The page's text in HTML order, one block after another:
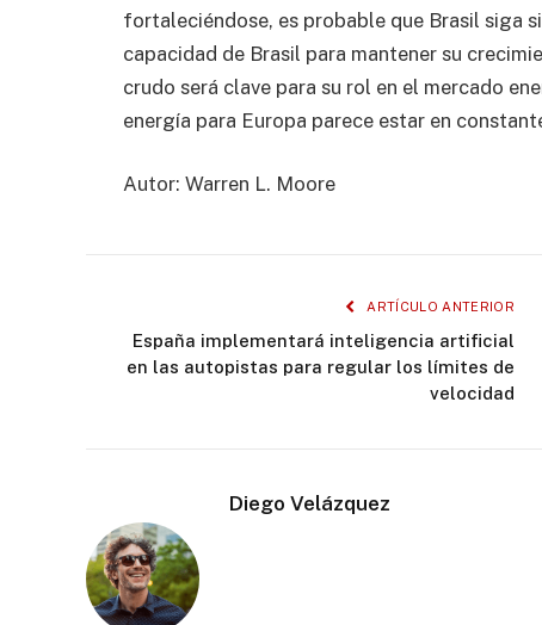
fortaleciéndose, es probable que Brasil siga
capacidad de Brasil para mantener su
crudo será clave para su rol en el mercado
energía para Europa parece estar en
Autor: Warren L. Moore
ARTÍCULO ANTERIOR
España implementará inteligencia artificial
en las autopistas para regular los límites de
velocidad
Diego Velázquez